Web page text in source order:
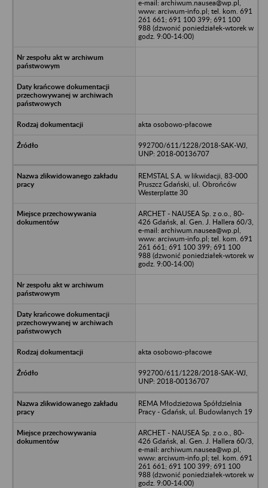
e-mail: archiwum.nausea@wp.pl,
www: arciwum-info.pl; tel. kom. 691
261 661; 691 100 399; 691 100
988 (dzwonić poniedziałek-wtorek w
godz. 9:00-14:00)
akta osobowo-płacowe
992700/611/1228/2018-SAK-WJ,
UNP: 2018-00136707
REMSTAL S.A. w likwidacji, 83-000
Pruszcz Gdański, ul. Obrońców
Westerplatte 30
ARCHET - NAUSEA Sp. z o.o., 80-
426 Gdańsk, al. Gen. J. Hallera 60/3,
e-mail: archiwum.nausea@wp.pl,
www: arciwum-info.pl; tel. kom. 691
261 661; 691 100 399; 691 100
988 (dzwonić poniedziałek-wtorek w
godz. 9:00-14:00)
akta osobowo-płacowe
992700/611/1228/2018-SAK-WJ,
UNP: 2018-00136707
REMA Młodzieżowa Spółdzielnia
Pracy - Gdańsk, ul. Budowlanych 19
ARCHET - NAUSEA Sp. z o.o., 80-
426 Gdańsk, al. Gen. J. Hallera 60/3,
e-mail: archiwum.nausea@wp.pl,
www: arciwum-info.pl; tel. kom. 691
261 661; 691 100 399; 691 100
988 (dzwonić poniedziałek-wtorek w
godz. 9:00-14:00)